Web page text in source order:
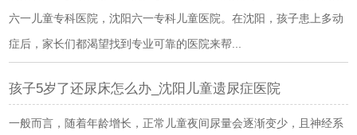
六一儿童专科医院，沈阳六一专科儿童医院。在沈阳，孩子患上多动
症后，家长们都渴望找到专业可靠的医院来帮...
孩子5岁了还尿床怎么办_沈阳儿童遗尿症医院
一般而言，随着年龄增长，正常儿童夜间尿量会逐渐变少，且神经系